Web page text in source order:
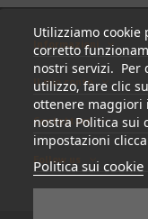
Utilizziamo
corretto
nostri servizi. Per
utilizzo, fare clic
ottenere maggiori
nostra Politica sui
impostazioni
Politica sui cookie
Informazioni
Il mio conto
Contattare
Follow us